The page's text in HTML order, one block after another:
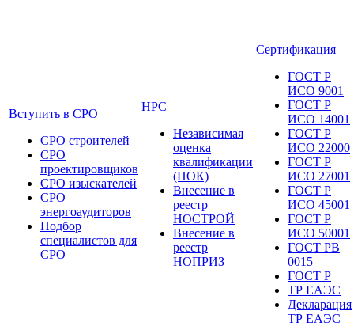
Вступить в СРО
СРО строителей
СРО
проектировщиков
СРО изыскателей
СРО
энергоаудиторов
Подбор
специалистов для
СРО
НРС
Независимая
оценка
квалификации
(НОК)
Внесение в
реестр
НОСТРОЙ
Внесение в
реестр
НОПРИЗ
Сертификация
ГОСТ Р
ИСО 9001
ГОСТ Р
ИСО 14001
ГОСТ Р
ИСО 22000
ГОСТ Р
ИСО 27001
ГОСТ Р
ИСО 45001
ГОСТ Р
ИСО 50001
ГОСТ РВ
0015
ГОСТ Р
ТР ЕАЭС
Декларация
ТР ЕАЭС